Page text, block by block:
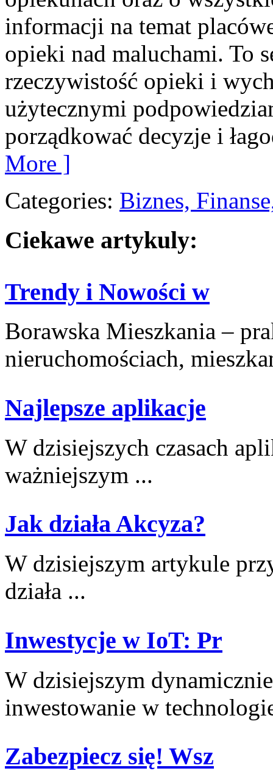
informacji na temat
opieki nad maluchami. To
rzeczywistość opieki i
użytecznymi
porządkować decyzje i
More ]
Categories: Biznes,
Ciekawe artykuly:
Trendy i Nowości w
Borawska Mieszkania –
nieruchomościach,
Najlepsze aplikacje
W dzisiejszych czasach
ważniejszym ...
Jak działa Akcyza?
W dzisiejszym⁤ artykule
⁢działa ...
Inwestycje w IoT: Pr
W dzisiejszym
inwestowanie w‌
Zabezpiecz się! Wsz